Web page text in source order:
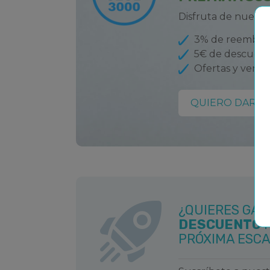
Valentín pueden dirigirse a Zaragoza,
emblemáticas de España.
Apartamentos en España y
es una fiesta tan
hay muchos alojamientos estupendos
España también tiene algunos
una pareja que quiera relajarse y
Hamman Al Ándalus" de Granada es un
dejarse mimar y rejuvenecer.
El centro Termolúdico de Caldea, en
fantástica opción para una escapada
Disfruta de
3% de
5€ de
Ofertas y
QUIERO DARME
¿QUIERES
DESCUENTO
PRÓXIMA